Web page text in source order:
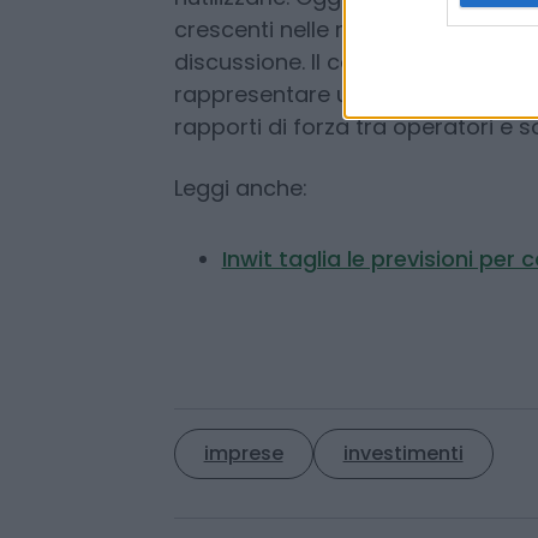
Negli ultimi anni, molti operatori
ridurre il debito, accettando poi
riutilizzarle. Oggi, con margini
crescenti nelle reti, quelle stesse
rappresentare un precedente
Inwit taglia le previsioni per